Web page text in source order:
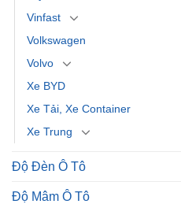
Vinfast
Volkswagen
Volvo
Xe BYD
Xe Tải, Xe Container
Xe Trung
Độ Đèn Ô Tô
Độ Mâm Ô Tô